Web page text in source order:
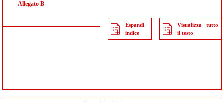
Allegato B
Espandi
indice
Visualizza tutto
il testo